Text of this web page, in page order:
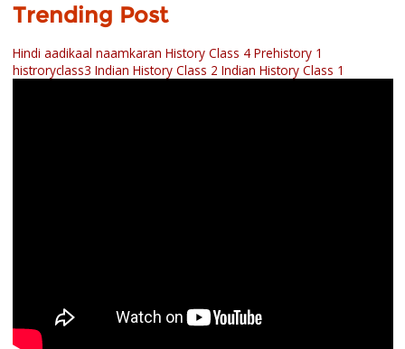
Trending Post
Hindi aadikaal naamkaran History Class 4 Prehistory 1
histroryclass3 Indian History Class 2 Indian History Class 1